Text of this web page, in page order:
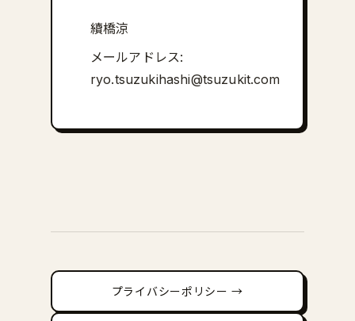
續橋涼
メールアドレス:
ryo.tsuzukihashi@tsuzukit.com
プライバシーポリシー →